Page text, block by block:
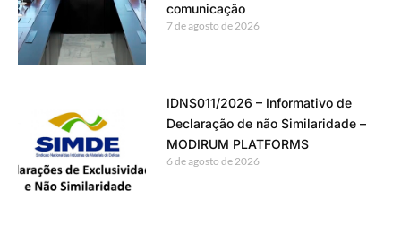
comunicação
7 de agosto de 2026
IDNS011/2026 – Informativo de
Declaração de não Similaridade –
MODIRUM PLATFORMS
6 de agosto de 2026